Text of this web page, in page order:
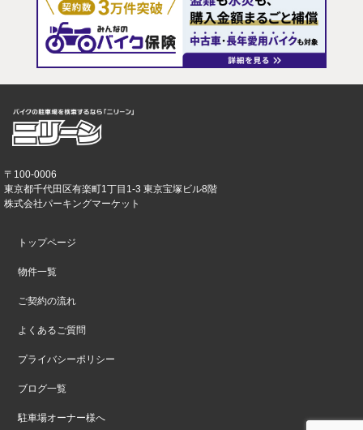
〒100-0006
東京都千代田区有楽町1丁目1-3 東京宝塚ビル8階
株式会社パーキングマーケット
トップページ
物件一覧
ご契約の流れ
よくあるご質問
プライバシーポリシー
ブログ一覧
駐車場オーナー様へ